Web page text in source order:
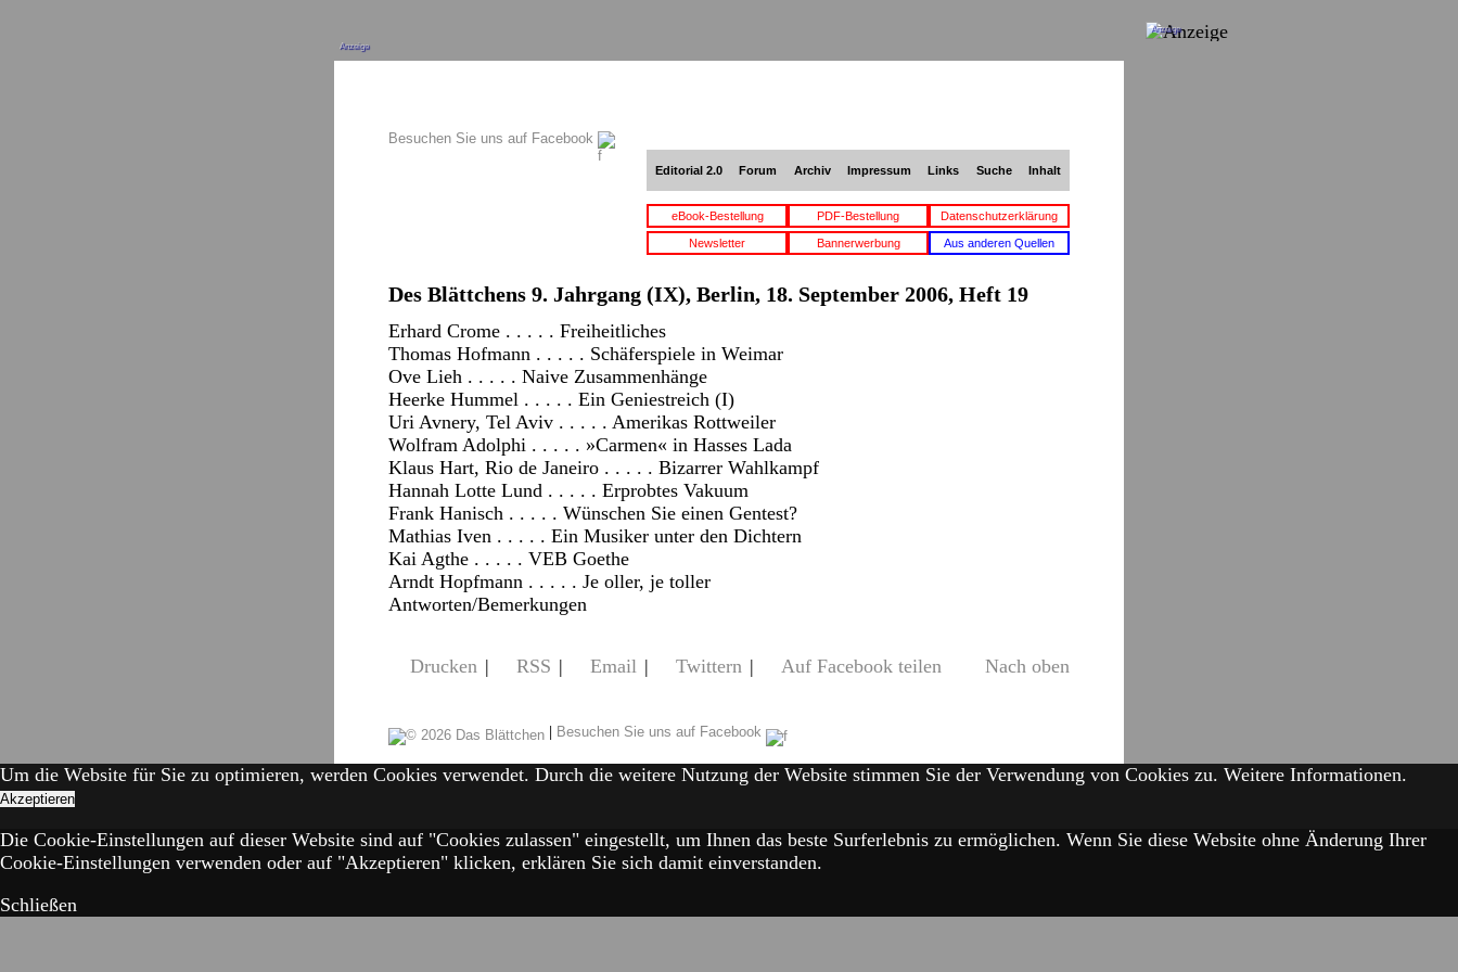
Anzeige
Besuchen Sie uns auf Facebook
Editorial 2.0 Forum Archiv Impressum Links Suche Inhalt
eBook-Bestellung PDF-Bestellung Datenschutzerklärung
Newsletter Bannerwerbung Aus anderen Quellen
Des Blättchens 9. Jahrgang (IX), Berlin, 18. September 2006, Heft 19
Erhard Crome . . . . . Freiheitliches
Thomas Hofmann . . . . . Schäferspiele in Weimar
Ove Lieh . . . . . Naive Zusammenhänge
Heerke Hummel . . . . . Ein Geniestreich (I)
Uri Avnery, Tel Aviv . . . . . Amerikas Rottweiler
Wolfram Adolphi . . . . . »Carmen« in Hasses Lada
Klaus Hart, Rio de Janeiro . . . . . Bizarrer Wahlkampf
Hannah Lotte Lund . . . . . Erprobtes Vakuum
Frank Hanisch . . . . . Wünschen Sie einen Gentest?
Mathias Iven . . . . . Ein Musiker unter den Dichtern
Kai Agthe . . . . . VEB Goethe
Arndt Hopfmann . . . . . Je oller, je toller
Antworten/Bemerkungen
Drucken | RSS | Email | Twittern | Auf Facebook teilen Nach oben
| Besuchen Sie uns auf Facebook
Anzeige
Um die Website für Sie zu optimieren, werden Cookies verwendet. Durch die weitere Nutzung der Website stimmen Sie der Verwendung von Cookies zu. Weitere Informationen.
Akzeptieren
Die Cookie-Einstellungen auf dieser Website sind auf "Cookies zulassen" eingestellt, um Ihnen das beste Surferlebnis zu ermöglichen. Wenn Sie diese Website ohne Änderung Ihrer
Cookie-Einstellungen verwenden oder auf "Akzeptieren" klicken, erklären Sie sich damit einverstanden.
Schließen